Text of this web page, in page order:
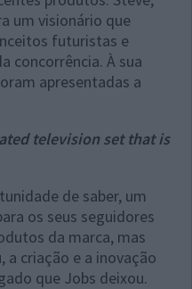
um visionário que
futuristas e
concorrência. À sua
apresentadas a
television set that is
de saber, um
os seus seguidores
da marca, mas
a criação e a inovação
que Jobs deixou.